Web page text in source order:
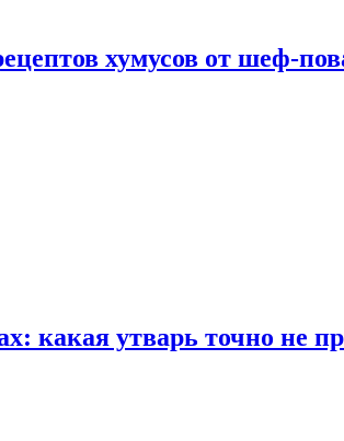
хумусов от шеф-
утварь точно не